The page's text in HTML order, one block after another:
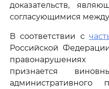
доказательств,
согласующимися
В соответствии с
Российской
признается
административного